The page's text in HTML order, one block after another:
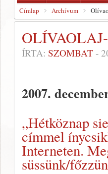
Címlap Archívum
ÍRTA: SZOMBAT -
2007.
„Hétköznap
címmel
Interneten.
süssünk/